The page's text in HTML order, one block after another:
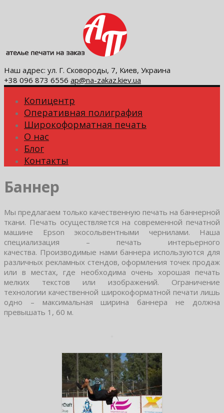
Наш адрес: ул. Г. Сковороды, 7, Киев, Украина
+38 096 873 6556 ap@na-zakaz.kiev.ua
Копицентр
Оперативная полиграфия
Широкоформатная печать
О нас
Блог
Контакты
Баннер
Мы предлагаем только качественную печать на баннерной
ткани. Печать осуществляется на современной печатной
машине Epson экосольвентными чернилами. Наша
специализация – печать интерьерного
качества. Производимые нами баннера используются для
различных рекламных стендов, оформления точек продаж
или в местах, где необходима очень хорошая печать
мелких текстов или изображений. Ограничение
технологии качественной широкоформатной печати лишь
одно – максимальная ширина баннера не должна
превышать 1, 60 м.